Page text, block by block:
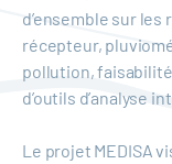
d’ensemble sur les
récepteur,
pollution,
d’outils d’analyse
Le projet MEDISA